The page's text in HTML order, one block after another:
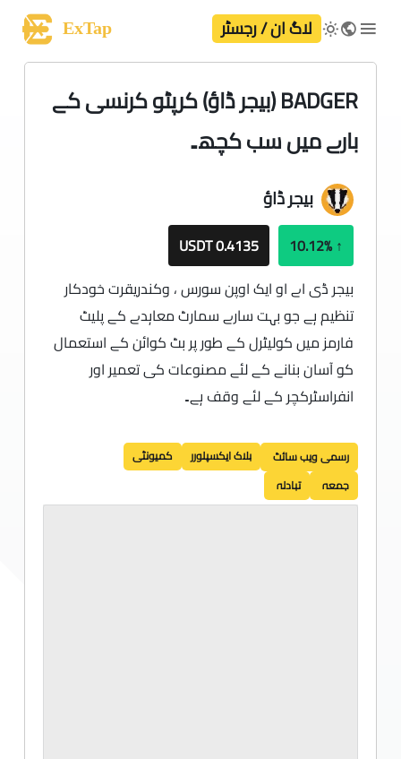
ExTap لاگ ان / رجسٹر
BADGER (بیجر ڈاؤ) کرپٹو کرنسی کے
بارے میں سب کچھ۔
بیجر ڈاؤ
↑
10.12%
0.4135 USDT
بیجر ڈی اے او ایک اوپن سورس ، وکندریقرت خودکار
تنظیم ہے جو بہت سارے سمارٹ معاہدے کے پلیٹ
فارمز میں کولیٹرل کے طور پر بٹ کوائن کے استعمال
کو آسان بنانے کے لئے مصنوعات کی تعمیر اور
انفراسٹرکچر کے لئے وقف ہے۔
رسمی ویب سائٹ بلاک ایکسپلورر
کمیونٹی
جمعہ
تبادلہ